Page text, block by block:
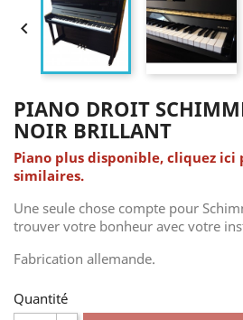

PIANO DROIT
NOIR BRILLANT
Piano plus disponible, cliquez ici
similaires.
Une seule chose compte pour
trouver votre bonheur avec votre
Fabrication allemande.
Quantité